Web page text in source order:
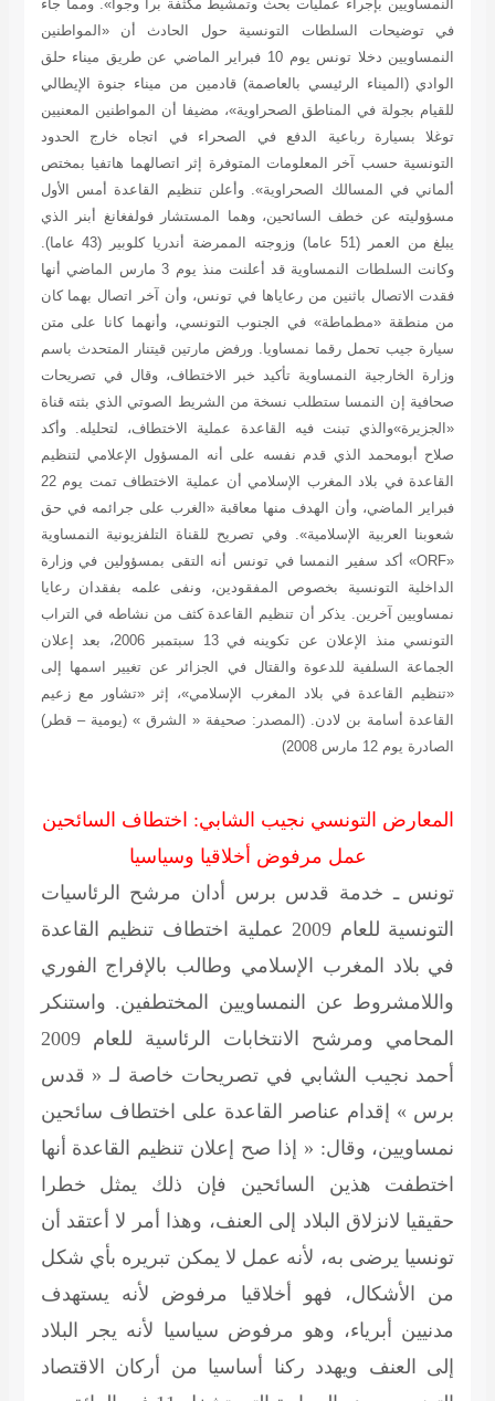
النمساويين بإجراء عمليات بحث وتمشيط مكثفة برا وجوا». ومما جاء
في توضيحات السلطات التونسية حول الحادث أن «المواطنين
النمساويين دخلا تونس يوم 10 فبراير الماضي عن طريق ميناء حلق
الوادي (الميناء الرئيسي بالعاصمة) قادمين من ميناء جنوة الإيطالي
للقيام بجولة في المناطق الصحراوية»، مضيفا أن المواطنين المعنيين
توغلا بسيارة رباعية الدفع في الصحراء في اتجاه خارج الحدود
التونسية حسب آخر المعلومات المتوفرة إثر اتصالهما هاتفيا بمختص
ألماني في المسالك الصحراوية». وأعلن تنظيم القاعدة أمس الأول
مسؤوليته عن خطف السائحين، وهما المستشار فولفغانغ أبنر الذي
يبلغ من العمر (51 عاما) وزوجته الممرضة أندريا كلوبير (43 عاما).
وكانت السلطات النمساوية قد أعلنت منذ يوم 3 مارس الماضي أنها
فقدت الاتصال باثنين من رعاياها في تونس، وأن آخر اتصال بهما كان
من منطقة «مطماطة» في الجنوب التونسي، وأنهما كانا على متن
سيارة جيب تحمل رقما نمساويا. ورفض مارتين قيتنار المتحدث باسم
وزارة الخارجية النمساوية تأكيد خبر الاختطاف، وقال في تصريحات
صحافية إن النمسا ستطلب نسخة من الشريط الصوتي الذي بثته قناة
«الجزيرة»والذي تبنت فيه القاعدة عملية الاختطاف، لتحليله. وأكد
صلاح أبومحمد الذي قدم نفسه على أنه المسؤول الإعلامي لتنظيم
القاعدة في بلاد المغرب الإسلامي أن عملية الاختطاف تمت يوم 22
فبراير الماضي، وأن الهدف منها معاقبة «الغرب على جرائمه في حق
شعوبنا العربية الإسلامية». وفي تصريح للقناة التلفزيونية النمساوية
«ORF» أكد سفير النمسا في تونس أنه التقى بمسؤولين في وزارة
الداخلية التونسية بخصوص المفقودين، ونفى علمه بفقدان رعايا
نمساويين آخرين. يذكر أن تنظيم القاعدة كثف من نشاطه في التراب
التونسي منذ الإعلان عن تكوينه في 13 سبتمبر 2006، بعد إعلان
الجماعة السلفية للدعوة والقتال في الجزائر عن تغيير اسمها إلى
«تنظيم القاعدة في بلاد المغرب الإسلامي»، إثر «تشاور مع زعيم
القاعدة أسامة بن لادن.(المصدر: صحيفة « الشرق » (يومية – قطر)
الصادرة يوم 12 مارس 2008)
المعارض التونسي نجيب الشابي: اختطاف السائحين
عمل مرفوض أخلاقيا وسياسيا
تونس ـ خدمة قدس برسأدان مرشح الرئاسيات
التونسية للعام 2009 عملية اختطاف تنظيم القاعدة
في بلاد المغرب الإسلامي وطالب بالإفراج الفوري
واللامشروط عن النمساويين المختطفين. واستنكر
المحامي ومرشح الانتخابات الرئاسية للعام 2009
أحمد نجيب الشابي في تصريحات خاصة لـ « قدس
برس » إقدام عناصر القاعدة على اختطاف سائحين
نمساويين، وقال: « إذا صح إعلان تنظيم القاعدة أنها
اختطفت هذين السائحين فإن ذلك يمثل خطرا
حقيقيا لانزلاق البلاد إلى العنف، وهذا أمر لا أعتقد أن
تونسيا يرضى به، لأنه عمل لا يمكن تبريره بأي شكل
من الأشكال، فهو أخلاقيا مرفوض لأنه يستهدف
مدنيين أبرياء، وهو مرفوض سياسيا لأنه يجر البلاد
إلى العنف ويهدد ركنا أساسيا من أركان الاقتصاد